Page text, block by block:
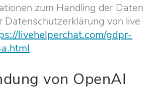
zum Handling der Daten
Datenschutzerklärung von live
livehelperchat.com/gdpr-
von OpenAI